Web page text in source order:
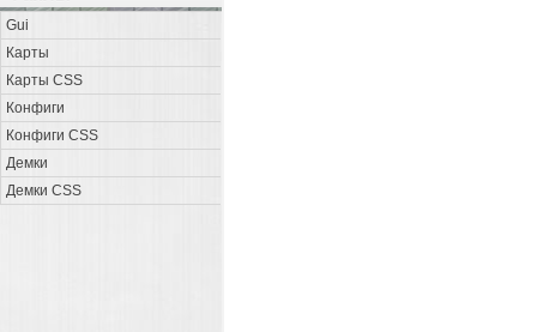
Gui
Карты
Карты CSS
Конфиги
Конфиги CSS
Демки
Демки CSS